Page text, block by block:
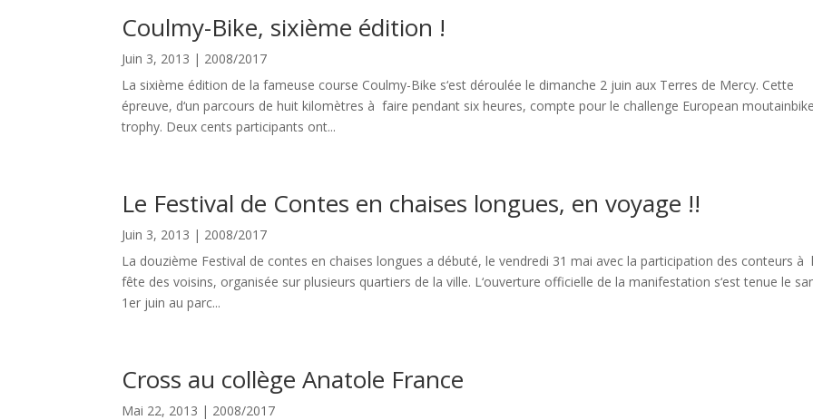
Coulmy-Bike, sixième édition !
Juin 3, 2013 | 2008/2017
La sixième édition de la fameuse course Coulmy-Bike s‘est déroulée le dimanche 2 juin aux Terres de Mercy. Cette
épreuve, d‘un parcours de huit kilomètres à faire pendant six heures, compte pour le challenge European moutainbike
trophy. Deux cents participants ont...
Le Festival de Contes en chaises longues, en voyage !!
Juin 3, 2013 | 2008/2017
La douzième Festival de contes en chaises longues a débuté, le vendredi 31 mai avec la participation des conteurs à
fête des voisins, organisée sur plusieurs quartiers de la ville. L‘ouverture officielle de la manifestation s‘est tenue le
1er juin au parc...
Cross au collège Anatole France
Mai 22, 2013 | 2008/2017